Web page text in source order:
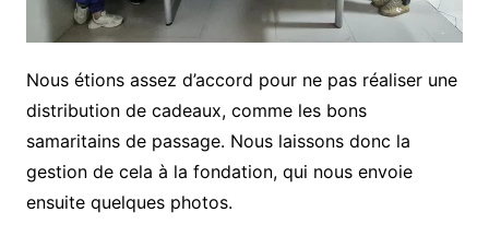
Nous étions assez d’accord pour ne pas réaliser une
distribution de cadeaux, comme les bons
samaritains de passage. Nous laissons donc la
gestion de cela à la fondation, qui nous envoie
ensuite quelques photos.